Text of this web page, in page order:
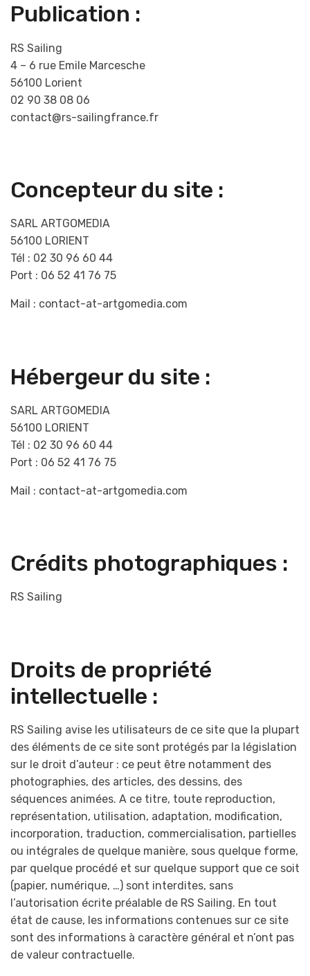
Publication :
RS Sailing
4 – 6 rue Emile Marcesche
56100 Lorient
02 90 38 08 06
contact@rs-sailingfrance.fr
Concepteur du site :
SARL ARTGOMEDIA
56100 LORIENT
Tél : 02 30 96 60 44
Port : 06 52 41 76 75
Mail : contact-at-artgomedia.com
Hébergeur du site :
SARL ARTGOMEDIA
56100 LORIENT
Tél : 02 30 96 60 44
Port : 06 52 41 76 75
Mail : contact-at-artgomedia.com
Crédits photographiques :
RS Sailing
Droits de propriété
intellectuelle :
RS Sailing avise les utilisateurs de ce site que la plupart
des éléments de ce site sont protégés par la législation
sur le droit d’auteur : ce peut être notamment des
photographies, des articles, des dessins, des
séquences animées. A ce titre, toute reproduction,
représentation, utilisation, adaptation, modification,
incorporation, traduction, commercialisation, partielles
ou intégrales de quelque manière, sous quelque forme,
par quelque procédé et sur quelque support que ce soit
(papier, numérique, …) sont interdites, sans
l’autorisation écrite préalable de RS Sailing. En tout
état de cause, les informations contenues sur ce site
sont des informations à caractère général et n’ont pas
de valeur contractuelle.